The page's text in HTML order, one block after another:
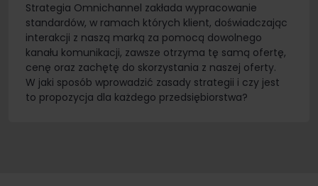
Strategia Omnichannel zakłada wypracowanie
standardów, w ramach których klient, doświadczając
interakcji z naszą marką za pomocą dowolnego
kanału komunikacji, zawsze otrzyma tę samą ofertę,
cenę oraz zachętę do skorzystania z naszej oferty.
W jaki sposób wprowadzić zasady strategii i czy jest
to propozycja dla każdego przedsiębiorstwa?